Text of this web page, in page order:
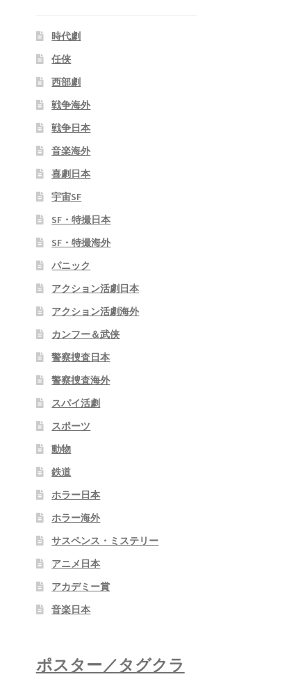
時代劇
任侠
西部劇
戦争海外
戦争日本
音楽海外
喜劇日本
宇宙SF
SF・特撮日本
SF・特撮海外
パニック
アクション活劇日本
アクション活劇海外
カンフー＆武侠
警察捜査日本
警察捜査海外
スパイ活劇
スポーツ
動物
鉄道
ホラー日本
ホラー海外
サスペンス・ミステリー
アニメ日本
アカデミー賞
音楽日本
ポスター／タグクラ